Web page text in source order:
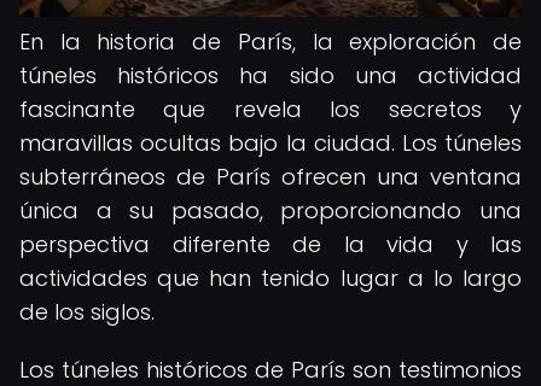
En la historia de París, la exploración de
túneles históricos ha sido una actividad
fascinante que revela los secretos y
maravillas ocultas bajo la ciudad. Los túneles
subterráneos de París ofrecen una ventana
única a su pasado, proporcionando una
perspectiva diferente de la vida y las
actividades que han tenido lugar a lo largo
de los siglos.
Los túneles históricos de París son testimonios